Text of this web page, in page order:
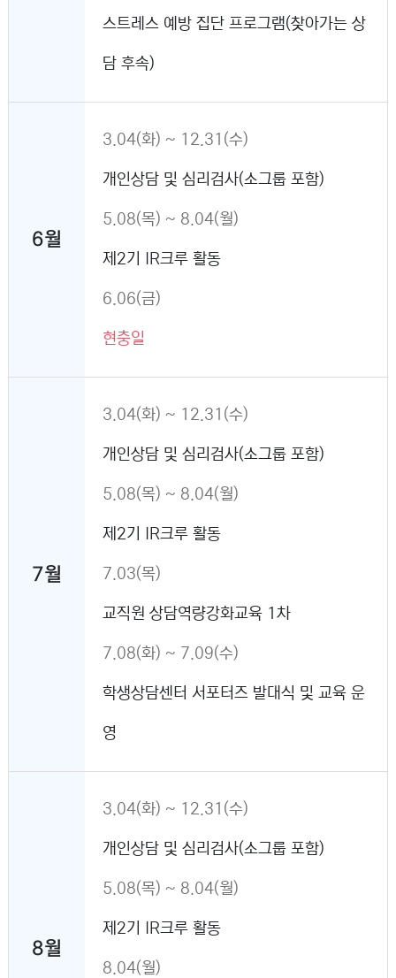
스트레스 예방 집단 프로그램(찾아가는 상
담 후속)
6월
3.04(화) ~ 12.31(수)
개인상담 및 심리검사(소그룹 포함)
5.08(목) ~ 8.04(월)
제2기 IR크루 활동
6.06(금)
현충일
7월
3.04(화) ~ 12.31(수)
개인상담 및 심리검사(소그룹 포함)
5.08(목) ~ 8.04(월)
제2기 IR크루 활동
7.03(목)
교직원 상담역량강화교육 1차
7.08(화) ~ 7.09(수)
학생상담센터 서포터즈 발대식 및 교육 운
영
8월
3.04(화) ~ 12.31(수)
개인상담 및 심리검사(소그룹 포함)
5.08(목) ~ 8.04(월)
제2기 IR크루 활동
8.04(월)